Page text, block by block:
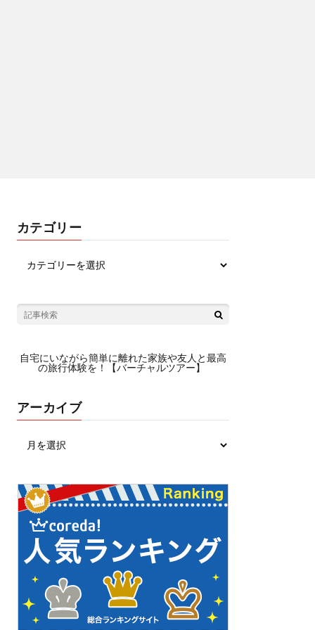
カテゴリー
自宅にいながら簡単に離れた家族や友人と最高
の旅行体験を！【バーチャルツアー】
アーカイブ